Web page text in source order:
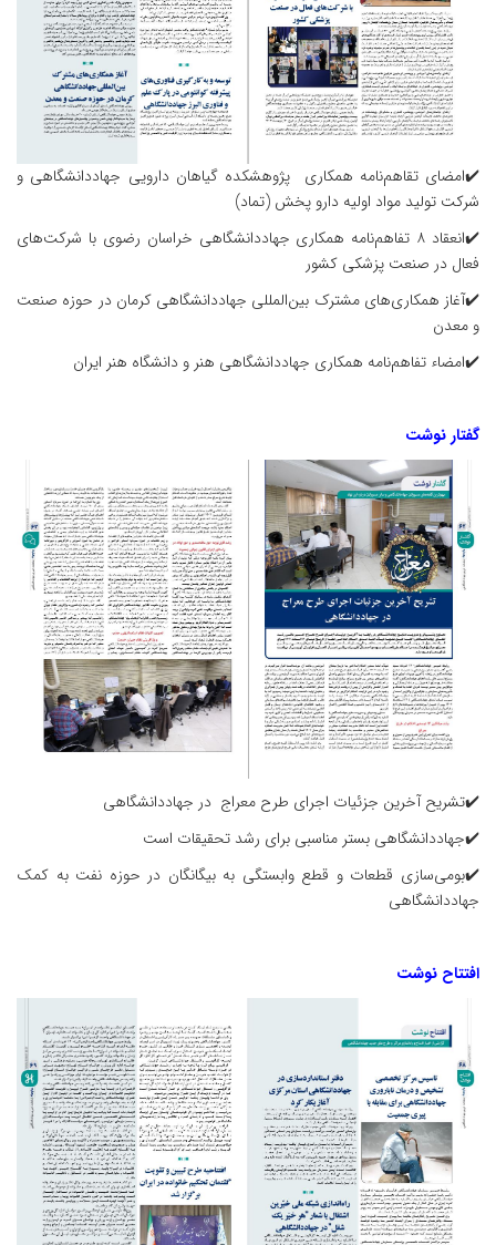
✔️امضای تقاهم‌نامه همکاری پژوهشکده گیاهان دارویی جهاددانشگاهی و
شرکت تولید مواد اولیه دارو پخش (تماد)
✔️انعقاد ۸ تفاهم‌نامه همکاری جهاددانشگاهی خراسان رضوی با شرکت‌های
فعال در صنعت پزشکی کشور
✔️آغاز همکاری‌های مشترک بین‌المللی جهاددانشگاهی کرمان در حوزه صنعت
و معدن
✔️امضاء تفاهم‌نامه همکاری جهاددانشگاهی هنر و دانشگاه هنر ایران
گفتار نوشت
✔️تشریح آخرین جزئیات اجرای طرح معراج در جهاددانشگاهی
✔️جهاددانشگاهی بستر مناسبی برای رشد تحقیقات است
✔️بومی‌سازی قطعات و قطع وابستگی به بیگانگان در حوزه نفت به کمک
جهاددانشگاهی
افتتاح نوشت